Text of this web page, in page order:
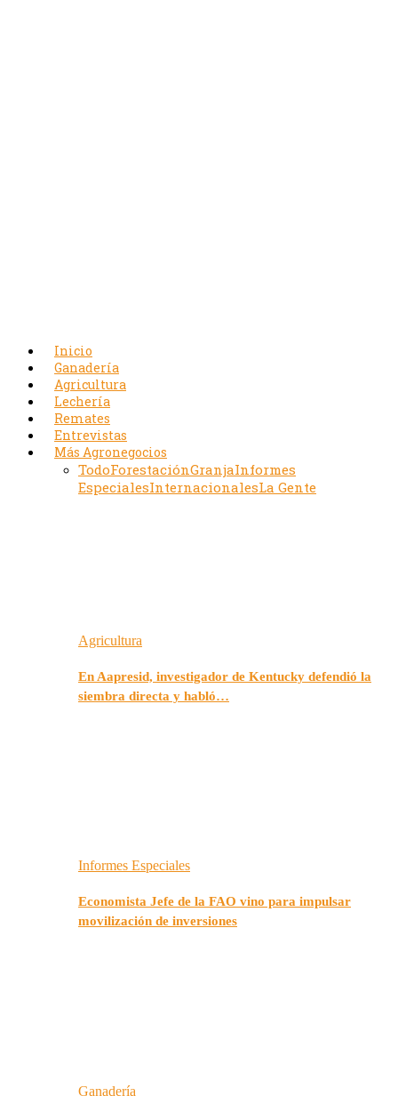
Inicio
Ganadería
Agricultura
Lechería
Remates
Entrevistas
Más Agronegocios
TodoForestaciónGranjaInformes
EspecialesInternacionalesLa Gente
Agricultura
En Aapresid, investigador de Kentucky defendió la
siembra directa y habló…
Informes Especiales
Economista Jefe de la FAO vino para impulsar
movilización de inversiones
Ganadería